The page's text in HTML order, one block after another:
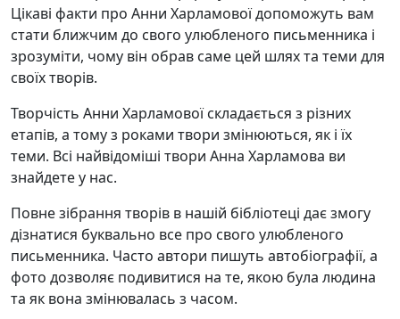
Цікаві факти про Анни Харламової допоможуть вам
стати ближчим до свого улюбленого письменника і
зрозуміти, чому він обрав саме цей шлях та теми для
своїх творів.
Творчість Анни Харламової складається з різних
етапів, а тому з роками твори змінюються, як і їх
теми. Всі найвідоміші твори Анна Харламова ви
знайдете у нас.
Повне зібрання творів в нашій бібліотеці дає змогу
дізнатися буквально все про свого улюбленого
письменника. Часто автори пишуть автобіографії, а
фото дозволяє подивитися на те, якою була людина
та як вона змінювалась з часом.